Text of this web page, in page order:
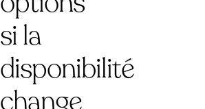
si la
disponibilité